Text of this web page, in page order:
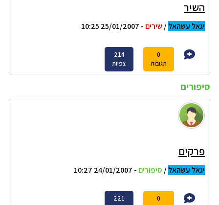
השיר
יגאל עשהאל/ שירים - 25/01/2007 10:25
0
תגובות
214
צפיות
סיפורים
פרקים
יגאל עשהאל/ סיפורים - 24/01/2007 10:27
0
221